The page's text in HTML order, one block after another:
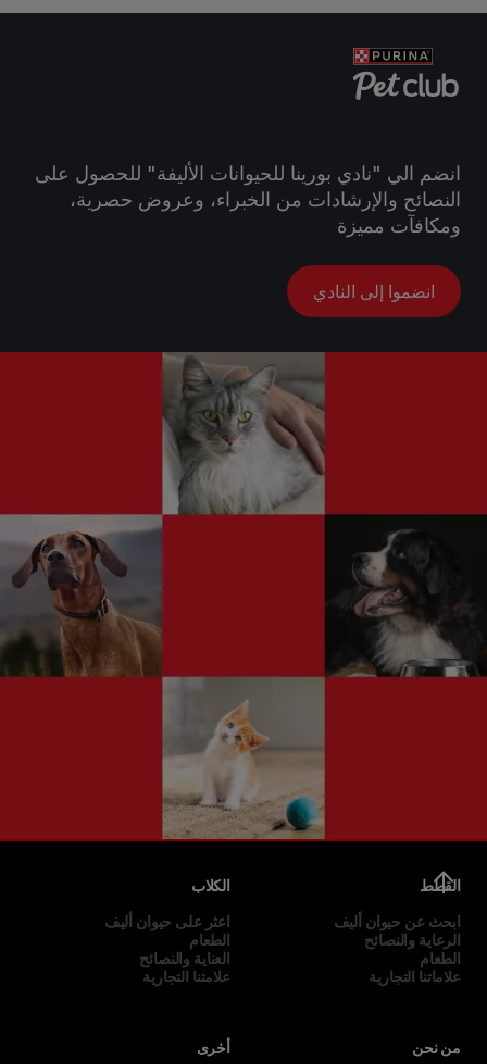
انضم الي "نادي بورينا للحيوانات الأليفة" للحصول على
النصائح والإرشادات من الخبراء، وعروض حصرية،
ومكافآت مميزة
انضموا إلى النادي
القطط
ابحث عن حيوان أليف
الرعاية والنصائح
الطعام
علاماتنا التجارية
الكلاب
اعثر على حيوان أليف
الطعام
العناية والنصائح
علامتنا التجارية
من نحن أخرى